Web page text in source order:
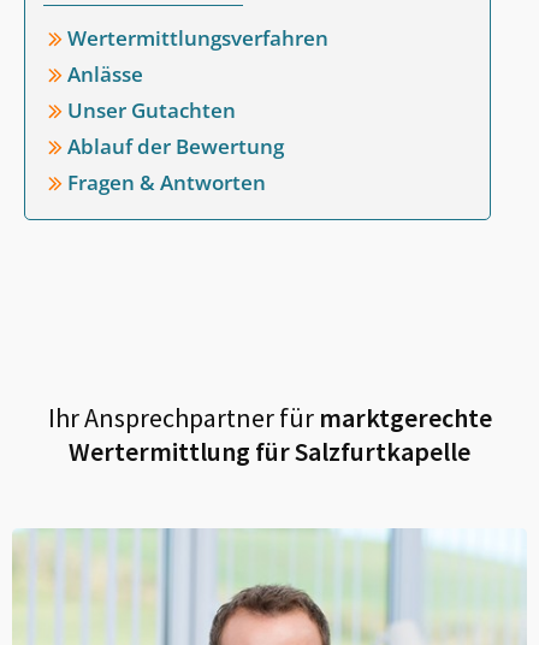
Wertermittlungsverfahren
Anlässe
Unser Gutachten
Ablauf der Bewertung
Fragen & Antworten
Ihr Ansprechpartner fürmarktgerechte
Wertermittlung fürSalzfurtkapelle